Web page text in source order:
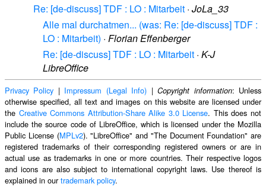
Re: [de-discuss] TDF : LO : Mitarbeit · JoLa_33
Alle mal durchatmen... (was: Re: [de-discuss] TDF :
LO : Mitarbeit) · Florian Effenberger
Re: [de-discuss] TDF : LO : Mitarbeit · K-J
LibreOffice
Privacy Policy | Impressum (Legal Info) |Copyright information: Unless
otherwise specified, all text and images on this website are licensed under
the Creative Commons Attribution-Share Alike 3.0 License. This does not
include the source code of LibreOffice, which is licensed under the Mozilla
Public License (MPLv2). "LibreOffice" and "The Document Foundation" are
registered trademarks of their corresponding registered owners or are in
actual use as trademarks in one or more countries. Their respective logos
and icons are also subject to international copyright laws. Use thereof is
explained in ourtrademark policy.